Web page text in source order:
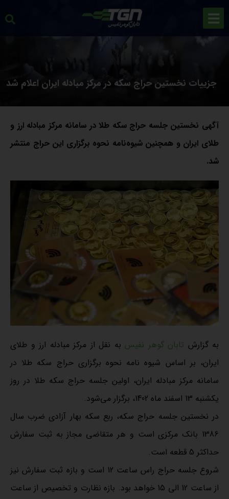
جزییات نخستین حراج سکه در مرکز مبادله ایران اعلام شد
آگهی نخستین جلسه حراج سکه طلا در سامانه مرکز مبادله ارز و
طلای ایران و همچنین شیوه‌نامه نحوه برگزاری این حراج منتشر
شد.
به گزارش تابان گوهر نفیس به نقل از مرکز مبادله ارز و طلای
ایران، بر اساس شیوه‏ نامه نحوه برگزاری حراج سکه طلا در
سامانه مرکز مبادله ایران، اولین جلسه حراج سکه طلا در روز
یکشنبه 13 اسفند ماه 1402، برگزار می‌شود.
در نخستین جلسه حراج سکه، ربع سکه بهار آزادی ضرب سال
1386 بانک مرکزی است و هر متقاضی مجاز به ثبت سفارش
حداکثر 5 قطعه است.
شروع جلسه حراج راس ساعت 12 است و بازه ثبت سفارش نیز
از ساعت 12 الی 15 خواهد بود. بازه نظارت و تخصیص از ساعت